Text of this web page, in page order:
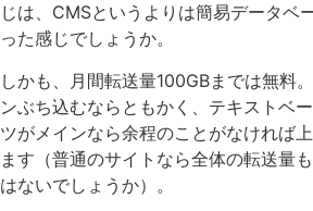
じは、CMSというよりは簡易データベ
った感じでしょうか。
しかも、月間転送量100GBまでは無料
ンぶち込むならともかく、テキストベ
ツがメインなら余程のことがなければ
ます（普通のサイトなら全体の転送量
はないでしょうか）。